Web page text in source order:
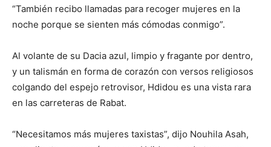
“También recibo llamadas para recoger mujeres en la
noche porque se sienten más cómodas conmigo”.
Al volante de su Dacia azul, limpio y fragante por dentro,
y un talismán en forma de corazón con versos religiosos
colgando del espejo retrovisor, Hdidou es una vista rara
en las carreteras de Rabat.
“Necesitamos más mujeres taxistas”, dijo Nouhila Asah,